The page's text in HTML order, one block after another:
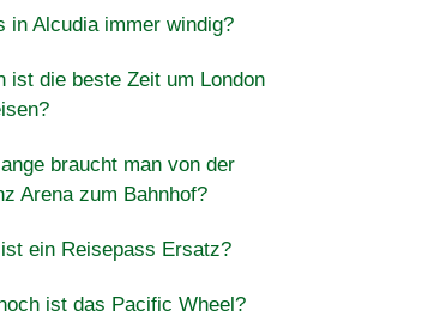
in Alcudia immer windig?
ist die beste Zeit um London
braucht man von der
Arena zum Bahnhof?
ein Reisepass Ersatz?
ist das Pacific Wheel?